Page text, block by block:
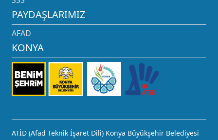
PAYDAŞLARIMIZ
AFAD
KONYA
ATİD (Afad Teknik İşaret Dili) Konya Büyükşehir Belediyesi